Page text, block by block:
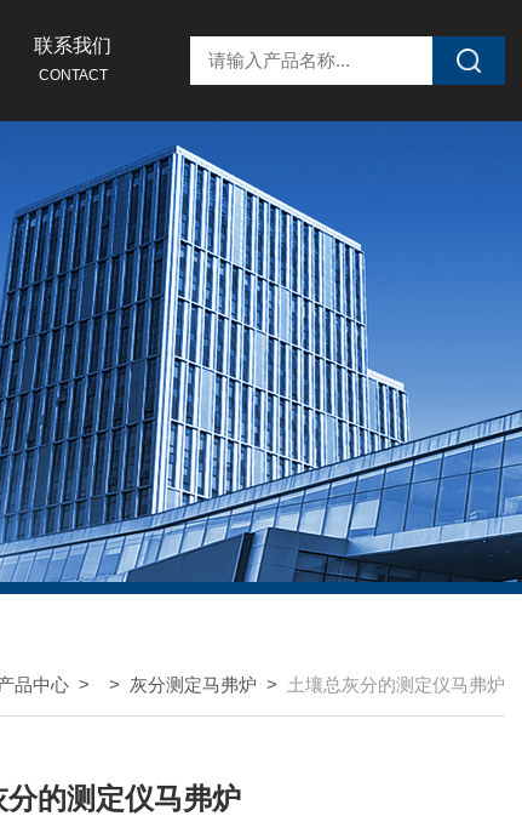
联系我们
CONTACT
品中心 > > 灰分测定马弗炉 > 土壤总灰分的测定仪马弗炉
分的测定仪马弗炉